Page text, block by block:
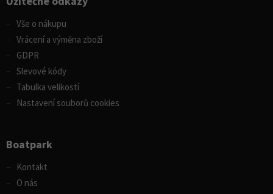
Vše o nákupu
Vrácení a výměna zboží
GDPR
Slevové kódy
Tabulka velikostí
Nastavení souborů cookies
Boatpark
Kontakt
O nás